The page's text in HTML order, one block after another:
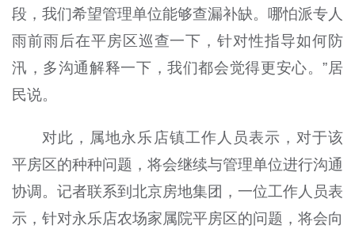
段，我们希望管理单位能够查漏补缺。哪怕派专人
雨前雨后在平房区巡查一下，针对性指导如何防
汛，多沟通解释一下，我们都会觉得更安心。”居
民说。
对此，属地永乐店镇工作人员表示，对于该
平房区的种种问题，将会继续与管理单位进行沟通
协调。记者联系到北京房地集团，一位工作人员表
示，针对永乐店农场家属院平房区的问题，将会向